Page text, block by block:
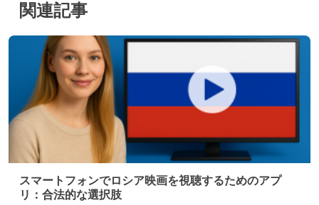
関連記事
スマートフォンでロシア映画を視聴するためのアプ
リ：合法的な選択肢